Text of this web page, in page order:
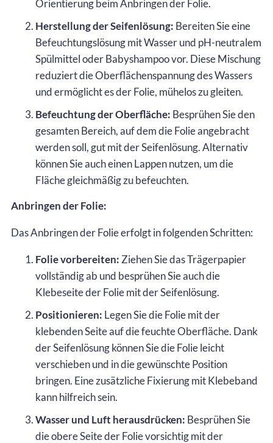
Orientierung beim Anbringen der Folie.
Herstellung der Seifenlösung: Bereiten Sie eine
Befeuchtungslösung mit Wasser und pH-neutralem
Spülmittel oder Babyshampoo vor. Diese Mischung
reduziert die Oberflächenspannung des Wassers
und ermöglicht es der Folie, mühelos zu gleiten.
Befeuchtung der Oberfläche: Besprühen Sie den
gesamten Bereich, auf dem die Folie angebracht
werden soll, gut mit der Seifenlösung. Alternativ
können Sie auch einen Lappen nutzen, um die
Fläche gleichmäßig zu befeuchten.
Anbringen der Folie:
Das Anbringen der Folie erfolgt in folgenden Schritten:
Folie vorbereiten: Ziehen Sie das Trägerpapier
vollständig ab und besprühen Sie auch die
Klebeseite der Folie mit der Seifenlösung.
Positionieren: Legen Sie die Folie mit der
klebenden Seite auf die feuchte Oberfläche. Dank
der Seifenlösung können Sie die Folie leicht
verschieben und in die gewünschte Position
bringen. Eine zusätzliche Fixierung mit Klebeband
kann hilfreich sein.
Wasser und Luft herausdrücken: Besprühen Sie
die obere Seite der Folie vorsichtig mit der